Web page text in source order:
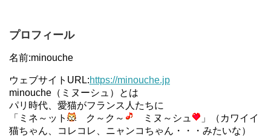
プロフィール
名前:minouche
ウェブサイトURL:https://minouche.jp
minouche（ミヌーシュ）とは
パリ時代、愛猫がフランス人たちに
「ミネ～ット
ク～ク～ ミヌ～シュ
」（カワイイ
猫ちゃん、コレコレ、ニャンコちゃん・・・みたいな）